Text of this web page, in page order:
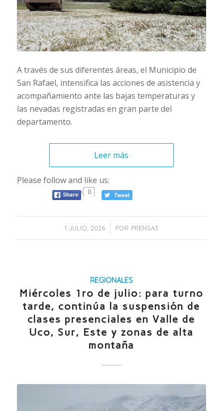
A través de sus diferentes áreas, el Municipio de
San Rafael, intensifica las acciones de asistencia y
acompañamiento ante las bajas temperaturas y
las nevadas registradas en gran parte del
departamento.
Leer más
Please follow and like us:
0
1 JULIO, 2026
/ POR PRENSA3
REGIONALES
Miércoles 1ro de julio: para turno
tarde, continúa la suspensión de
clases presenciales en Valle de
Uco, Sur, Este y zonas de alta
montaña